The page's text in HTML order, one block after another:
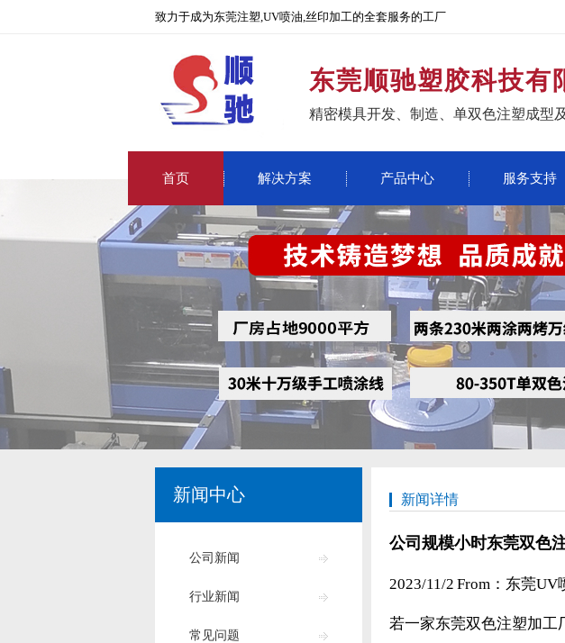
致力于成为东莞注塑,UV喷油,丝印加工的全套服务的工厂
东莞顺驰塑胶科技有
精密模具开发、制造、单双色注塑成型
首页 解决方案 产品中心 服务支持
新闻中心
公司新闻
行业新闻
常见问题
新闻详情
公司规模小时东莞双色
2023/11/2 From：东莞UV
若一家东莞双色注塑加工